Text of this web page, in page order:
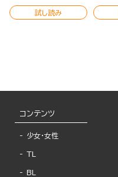
試し読み
コンテンツ
少女・女性
TL
BL